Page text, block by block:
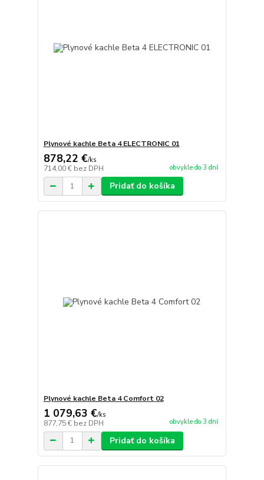
Plynové kachle Beta 4 ELECTRONIC 01
878,22 €/ks
714,00 € bez DPH obvykle do 3 dní
Pridať do košíka
Plynové kachle Beta 4 Comfort 02
1 079,63 €/ks
877,75 € bez DPH obvykle do 3 dní
Pridať do košíka